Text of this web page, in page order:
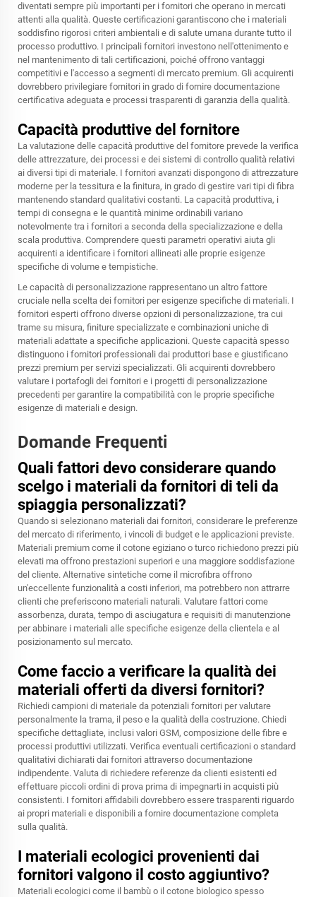
diventati sempre più importanti per i fornitori che operano in mercati
attenti alla qualità. Queste certificazioni garantiscono che i materiali
soddisfino rigorosi criteri ambientali e di salute umana durante tutto il
processo produttivo. I principali fornitori investono nell'ottenimento e
nel mantenimento di tali certificazioni, poiché offrono vantaggi
competitivi e l'accesso a segmenti di mercato premium. Gli acquirenti
dovrebbero privilegiare fornitori in grado di fornire documentazione
certificativa adeguata e processi trasparenti di garanzia della qualità.
Capacità produttive del fornitore
La valutazione delle capacità produttive del fornitore prevede la verifica
delle attrezzature, dei processi e dei sistemi di controllo qualità relativi
ai diversi tipi di materiale. I fornitori avanzati dispongono di attrezzature
moderne per la tessitura e la finitura, in grado di gestire vari tipi di fibra
mantenendo standard qualitativi costanti. La capacità produttiva, i
tempi di consegna e le quantità minime ordinabili variano
notevolmente tra i fornitori a seconda della specializzazione e della
scala produttiva. Comprendere questi parametri operativi aiuta gli
acquirenti a identificare i fornitori allineati alle proprie esigenze
specifiche di volume e tempistiche.
Le capacità di personalizzazione rappresentano un altro fattore
cruciale nella scelta dei fornitori per esigenze specifiche di materiali. I
fornitori esperti offrono diverse opzioni di personalizzazione, tra cui
trame su misura, finiture specializzate e combinazioni uniche di
materiali adattate a specifiche applicazioni. Queste capacità spesso
distinguono i fornitori professionali dai produttori base e giustificano
prezzi premium per servizi specializzati. Gli acquirenti dovrebbero
valutare i portafogli dei fornitori e i progetti di personalizzazione
precedenti per garantire la compatibilità con le proprie specifiche
esigenze di materiali e design.
Domande Frequenti
Quali fattori devo considerare quando
scelgo i materiali da fornitori di teli da
spiaggia personalizzati?
Quando si selezionano materiali dai fornitori, considerare le preferenze
del mercato di riferimento, i vincoli di budget e le applicazioni previste.
Materiali premium come il cotone egiziano o turco richiedono prezzi più
elevati ma offrono prestazioni superiori e una maggiore soddisfazione
del cliente. Alternative sintetiche come il microfibra offrono
un'eccellente funzionalità a costi inferiori, ma potrebbero non attrarre
clienti che preferiscono materiali naturali. Valutare fattori come
assorbenza, durata, tempo di asciugatura e requisiti di manutenzione
per abbinare i materiali alle specifiche esigenze della clientela e al
posizionamento sul mercato.
Come faccio a verificare la qualità dei
materiali offerti da diversi fornitori?
Richiedi campioni di materiale da potenziali fornitori per valutare
personalmente la trama, il peso e la qualità della costruzione. Chiedi
specifiche dettagliate, inclusi valori GSM, composizione delle fibre e
processi produttivi utilizzati. Verifica eventuali certificazioni o standard
qualitativi dichiarati dai fornitori attraverso documentazione
indipendente. Valuta di richiedere referenze da clienti esistenti ed
effettuare piccoli ordini di prova prima di impegnarti in acquisti più
consistenti. I fornitori affidabili dovrebbero essere trasparenti riguardo
ai propri materiali e disponibili a fornire documentazione completa
sulla qualità.
I materiali ecologici provenienti dai
fornitori valgono il costo aggiuntivo?
Materiali ecologici come il bambù o il cotone biologico spesso